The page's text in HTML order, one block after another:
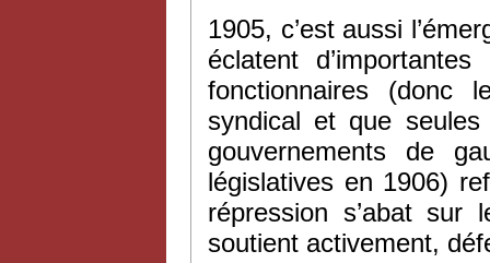
1905, c’est aussi
éclatent
fonctionnaires (donc
syndical et que
gouvernements de
législatives en 1906)
répression s’abat sur
soutient activement,